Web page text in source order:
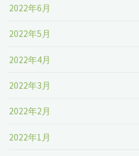
2022年6月
2022年5月
2022年4月
2022年3月
2022年2月
2022年1月